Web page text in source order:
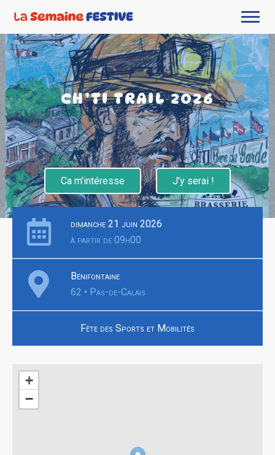
CH’TI TRAIL 2026
Ca m'intéresse J'y serai !
dimanche 21 juin 2026
à partir de 09h00
Bénifontaine
62 • Pas-de-Calais
Fête des Sports et Mobilités
+
−